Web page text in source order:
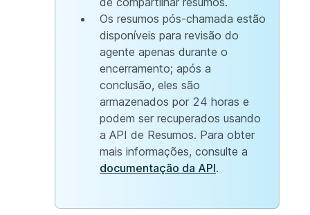
Os resumos pós-chamada estão
disponíveis para revisão do
agente apenas durante o
encerramento; após a
conclusão, eles são
armazenados por 24 horas e
podem ser recuperados usando
a API de Resumos. Para obter
mais informações, consulte a
documentação da API.